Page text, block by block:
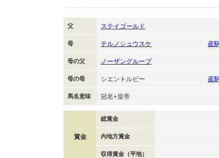
父 ステイゴールド
母 テルノシュウスケ 産
母の父 ノーザングループ
母の母 シエントルビー 産
馬名意味 冠名+皇帝
賞金
総賞金
内地方賞金
収得賞金（平地）